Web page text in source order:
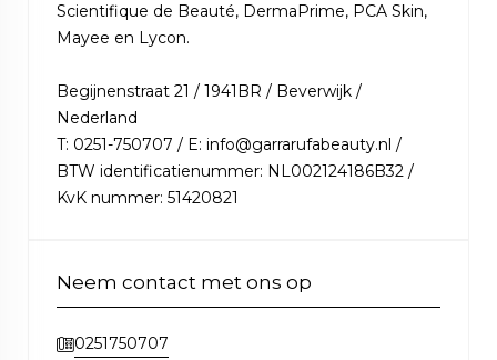
Scientifique de Beauté, DermaPrime, PCA Skin,
Mayee en Lycon.
Begijnenstraat 21 / 1941BR / Beverwijk /
Nederland
T: 0251-750707 / E: info@garrarufabeauty.nl /
BTW identificatienummer: NL002124186B32 /
KvK nummer: 51420821
Neem contact met ons op
0251750707